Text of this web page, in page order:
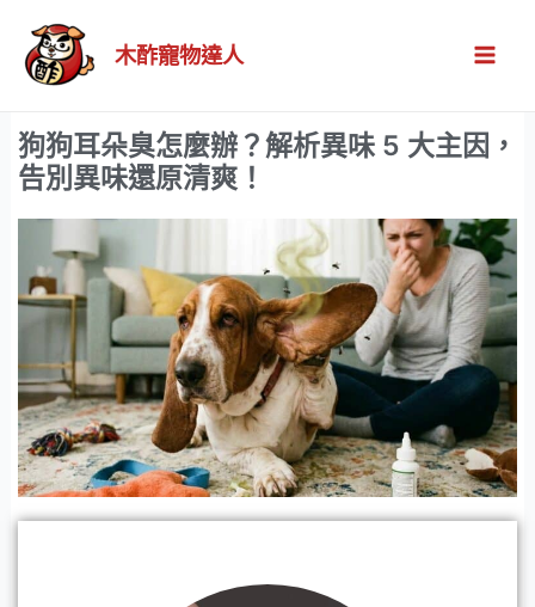
木酢寵物達人
狗狗耳朵臭怎麼辦？解析異味 5 大主因，
告別異味還原清爽！